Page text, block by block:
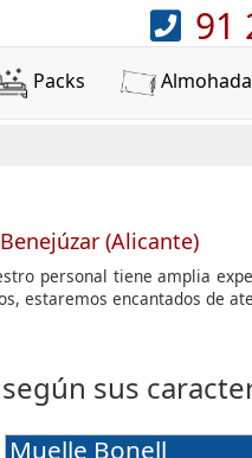
91
Packs
(Alicante)
personal tiene amplia
estaremos encantados de
sus
Muelle Bonell